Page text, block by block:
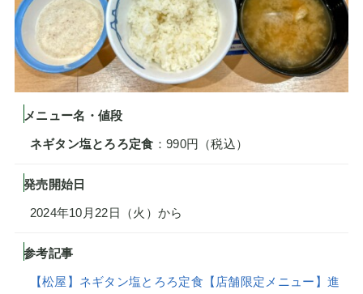
メニュー名・値段
ネギタン塩とろろ定食 ：990円（税込）
発売開始日
2024年10月22日（火）から
参考記事
【松屋】ネギタン塩とろろ定食【店舗限定メニュー】進